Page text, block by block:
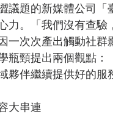
議題的新媒體公司
力。「我們沒有查
一次次產出觸動社
瓶頸提出兩個觀點
夥伴繼續提供好的服
大串連